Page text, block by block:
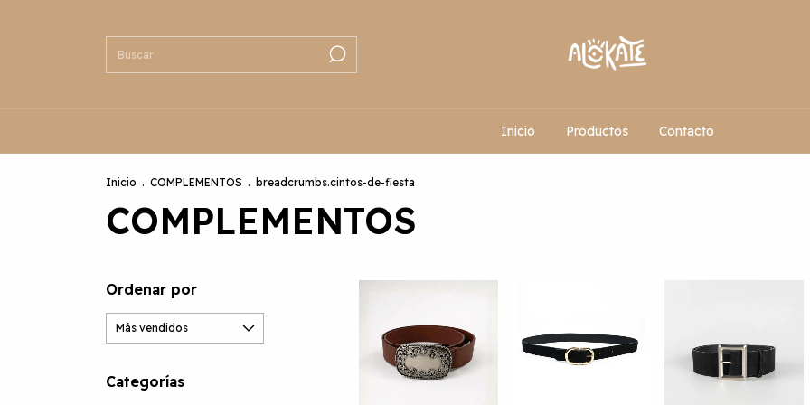
Inicio Productos Contacto
Inicio . COMPLEMENTOS . breadcrumbs.cintos-de-fiesta
COMPLEMENTOS
Ordenar por
Categorías